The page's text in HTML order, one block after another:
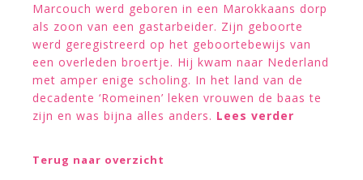
Marcouch werd geboren in een Marokkaans dorp
als zoon van een gastarbeider. Zijn geboorte
werd geregistreerd op het geboortebewijs van
een overleden broertje. Hij kwam naar Nederland
met amper enige scholing. In het land van de
decadente ‘Romeinen’ leken vrouwen de baas te
zijn en was bijna alles anders. Lees verder
Terug naar overzicht